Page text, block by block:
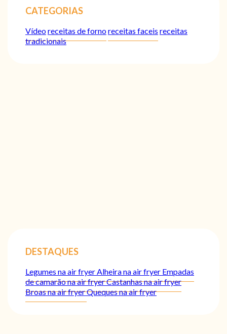
CATEGORIAS
Vídeoreceitas de fornoreceitas faceis receitas
tradicionais
DESTAQUES
Legumes na air fryerAlheira na air fryer Empadas
de camarão na air fryerCastanhas na air fryer
Broas na air fryerQueques na air fryer